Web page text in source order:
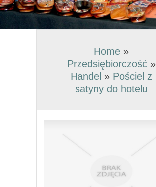
Home »
Przedsiębiorczość »
Handel » Pościel z
satyny do hotelu